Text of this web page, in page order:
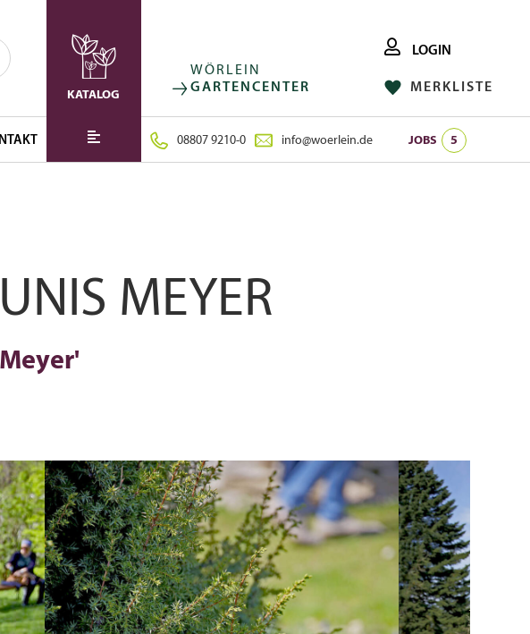
KATALOG
WÖRLEIN
GARTENCENTER
LOGIN
MERKLISTE
08807 9210-0 info@woerlein.de JOBS 5
FOLGE UNS AUF: INSTAGRAM FACEBOOK
MEYER